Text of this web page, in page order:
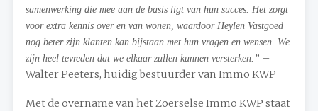
samenwerking die mee aan de basis ligt van hun succes. Het zorgt
voor extra kennis over en van wonen, waardoor Heylen Vastgoed
nog beter zijn klanten kan bijstaan met hun vragen en wensen. We
zijn heel tevreden dat we elkaar zullen kunnen versterken.” –
Walter Peeters, huidig bestuurder van Immo KWP
Met de overname van het Zoerselse Immo KWP staat